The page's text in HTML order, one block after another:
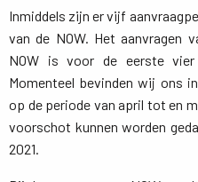
Inmiddels zijn er vijf
van de NOW. Het aanvragen
NOW is voor de eerste
Momenteel bevinden wij ons
op de periode van april tot en
voorschot kunnen worden
2021.